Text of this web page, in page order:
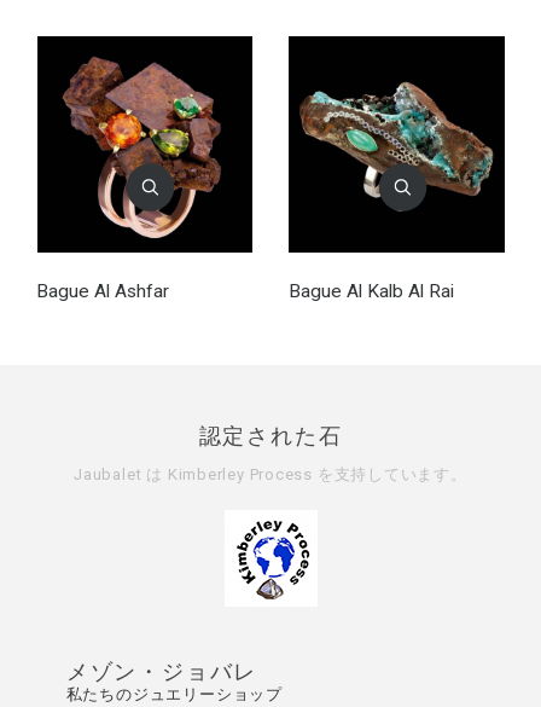
Bague Al Ashfar Bague Al Kalb Al Rai
認定された石
Jaubalet は Kimberley Process を支持しています。
メゾン・ジョバレ
私たちのジュエリーショップ